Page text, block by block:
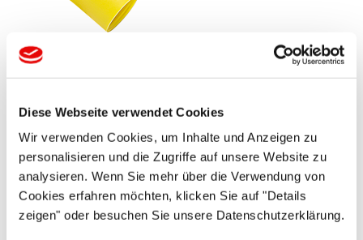
Diese Webseite verwendet Cookies
Wir verwenden Cookies, um Inhalte und Anzeigen zu
personalisieren und die Zugriffe auf unsere Website zu
analysieren. Wenn Sie mehr über die Verwendung von
Cookies erfahren möchten, klicken Sie auf "Details
zeigen" oder besuchen Sie unsere Datenschutzerklärung.
CAPTOP
Nasadki z uchwytem